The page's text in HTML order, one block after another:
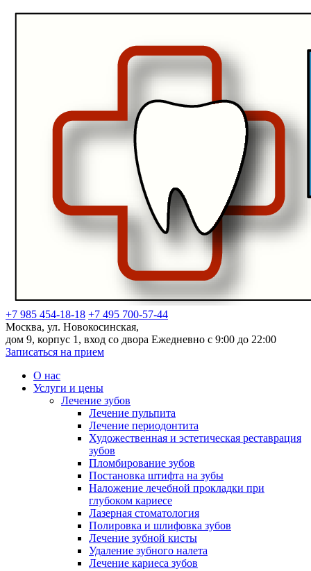
+7 985 454-18-18 +7 495 700-57-44
Москва, ул. Новокосинская,
дом 9, корпус 1, вход со двора Ежедневно с 9:00 до 22:00
Записаться на прием
О нас
Услуги и цены
Лечение зубов
Лечение пульпита
Лечение периодонтита
Художественная и эстетическая реставрация
зубов
Пломбирование зубов
Постановка штифта на зубы
Наложение лечебной прокладки при
глубоком кариесе
Лазерная стоматология
Полировка и шлифовка зубов
Лечение зубной кисты
Удаление зубного налета
Лечение кариеса зубов